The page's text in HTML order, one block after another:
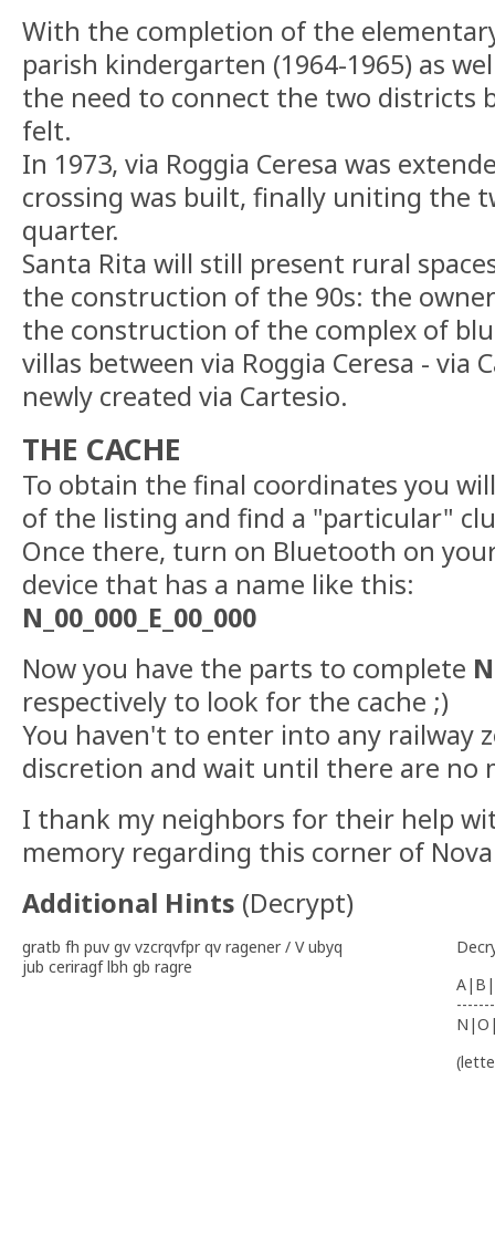
With the completion of the
parish kindergarten (1964-1965) as
the need to connect the two districts
felt.
In 1973, via Roggia Ceresa was
crossing was built, finally uniting the
quarter.
Santa Rita will still present rural
the construction of the 90s: the
the construction of the complex of
villas between via Roggia Ceresa - via
newly created via Cartesio.
THE CACHE
To obtain the final coordinates you
of the listing and find a "particular"
Once there, turn on Bluetooth on
device that has a name like this:
N_00_000_E_00_000
Now you have the parts to complete
respectively to look for the cache ;)
You haven't to enter into any railway
discretion and wait until there are no
I thank my neighbors for their help
memory regarding this corner of
Additional Hints (Decrypt)
gratb fh puv gv vzcrqvfpr qv ragener / V ubyq
jub ceriragf lbh gb ragre